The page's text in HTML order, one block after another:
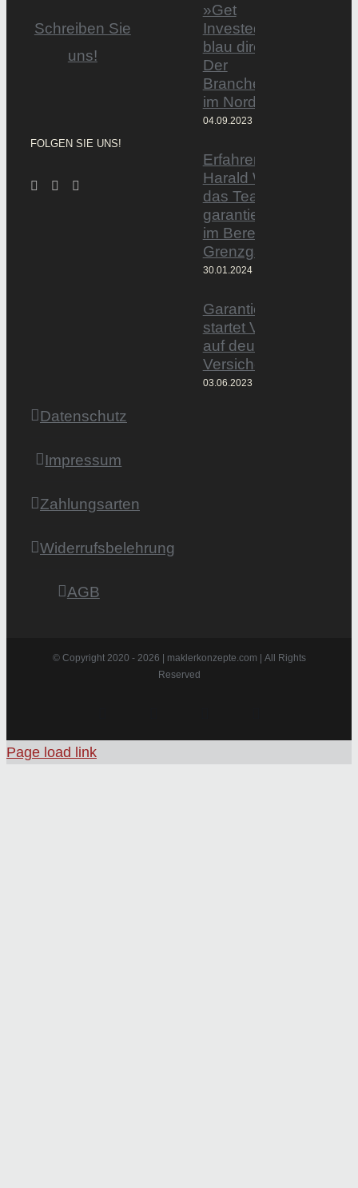
Schreiben Sie
uns!
FOLGEN SIE UNS!
»Get
Invested by
blau direkt«:
Der
Branchentag
im Norden
04.09.2023
Erfahrener Experte
Harald Wesely stärkt
das Team von
garantiertmehrnetto.de
im Bereich
Grenzgänger
30.01.2024
startet
auf deutschem
Versicherungsmarkt
03.06.2023
Datenschutz
Impressum
Zahlungsarten
Widerrufsbelehrung
AGB
© Copyright 2020 - 2026 | maklerkonzepte.com | All Rights
Reserved
Page load link